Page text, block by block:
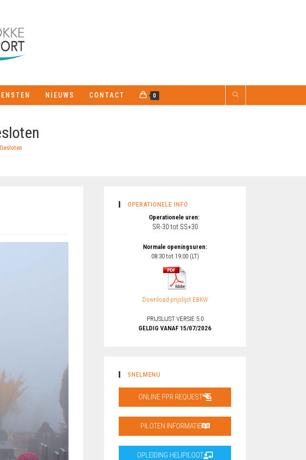
NIEUWS CONTACT 0
OPERATIONELE INFO
Operationele uren:
SR-30 tot SS+30
Normale openingsuren:
08:30 tot 19:00 (LT)
Download prijslijst EBKW
PRIJSLIJST VERSIE 5.0
GELDIG VANAF 15/07/2026
SNELMENU
ONLINE PPR REQUEST
PILOTEN INFORMATIE
OPLEIDING HELIPILOOT